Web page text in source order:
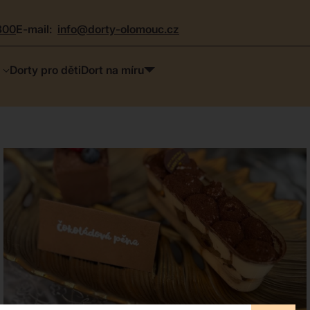
e-mail: info@dorty-olomouc.cz
Dorty pro dětiDort na míru